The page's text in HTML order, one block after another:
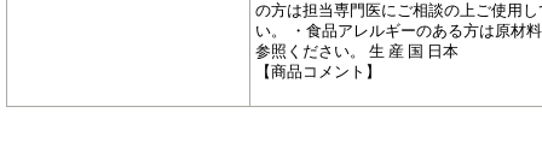
の方は担当専門医にご相談の上ご使用
い。 ・食品アレルギーのある方は原材
参照ください。 生 産 国 日本
【商品コメント】